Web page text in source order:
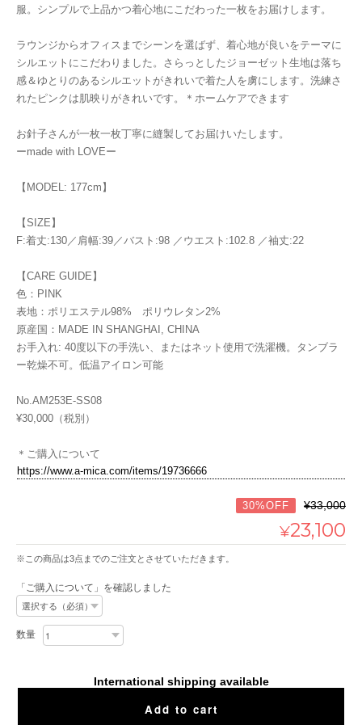
服。シンプルで上品かつ着心地にこだわった一枚をお届けします。
ラウンジからオフィスまでシーンを選ばず、着心地が良いをテーマに
シルエットにこだわりました。さらっとしたジョーゼット生地は落ち
感＆ゆとりのあるシルエットがきれいで着た人を虜にします。洗練さ
れたピンクは肌映りがきれいです。＊ホームケアできます
お針子さんが一枚一枚丁寧に縫製してお届けいたします。
ーmade with LOVEー
【MODEL: 177cm】
【SIZE】
F:着丈:130／肩幅:39／バスト:98 ／ウエスト:102.8 ／袖丈:22
【CARE GUIDE】
色：PINK
表地：ポリエステル98% ポリウレタン2%
原産国：MADE IN SHANGHAI, CHINA
お手入れ: 40度以下の手洗い、またはネット使用で洗濯機。タンブラ
ー乾燥不可。低温アイロン可能
No.AM253E-SS08
¥30,000（税別）
＊ご購入について
https://www.a-mica.com/items/19736666
30%OFF ¥33,000
¥23,100
※この商品は3点までのご注文とさせていただきます。
「ご購入について」を確認しました
数量
International shipping available
Add to cart